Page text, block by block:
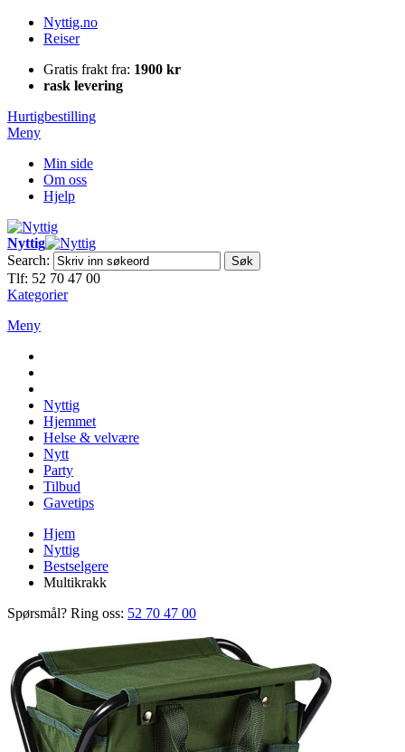
Nyttig.no
Reiser
Gratis frakt fra: 1900 kr
rask levering
Hurtigbestilling
Meny
Min side
Om oss
Hjelp
Nyttig
Search:
Søk
Tlf: 52 70 47 00
Kategorier
Meny
Nyttig
Hjemmet
Helse & velvære
Nytt
Party
Tilbud
Gavetips
Hjem
Nyttig
Bestselgere
Multikrakk
Spørsmål? Ring oss: 52 70 47 00